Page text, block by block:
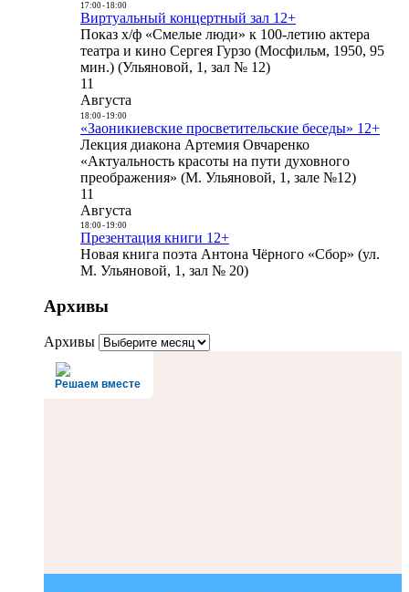
17:00- 18:00
Виртуальный концертный зал 12+
Показ х/ф «Смелые люди» к 100-летию актера
театра и кино Сергея Гурзо (Мосфильм, 1950, 95
мин.) (Ульяновой, 1, зал № 12)
11
Августа
18:00- 19:00
«Заоникиевские просветительские беседы» 12+
Лекция диакона Артемия Овчаренко
«Актуальность красоты на пути духовного
преображения» (М. Ульяновой, 1, зале №12)
11
Августа
18:00- 19:00
Презентация книги 12+
Новая книга поэта Антона Чёрного «Сбор» (ул.
М. Ульяновой, 1, зал № 20)
Архивы
Архивы
Решаем вместе